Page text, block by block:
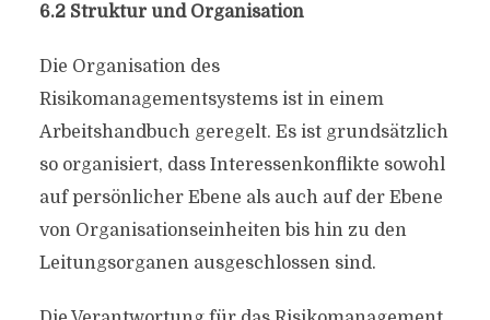
6.2 Struktur und Organisation
Die Organisation des
Risikomanagementsystems ist in einem
Arbeitshandbuch geregelt. Es ist grundsätzlich
so organisiert, dass Interessenkonflikte sowohl
auf persönlicher Ebene als auch auf der Ebene
von Organisationseinheiten bis hin zu den
Leitungsorganen ausgeschlossen sind.